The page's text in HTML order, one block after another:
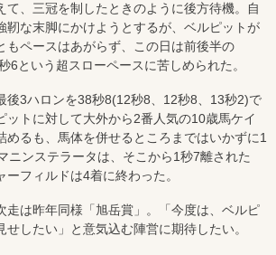
て、三冠を制したときのように後方待機。自
靭な末脚にかけようとするが、ベルピットが
もペースはあがらず、この日は前後半の
6という超スローペースに苦しめられた。
3ハロンを38秒8(12秒8、12秒8、13秒2)で
ットに対して大外から2番人気の10歳馬ケイ
めるも、馬体を併せるところまではいかずに1
ニンステラータは、そこから1秒7離された
ーフィルドは4着に終わった。
は昨年同様「旭岳賞」。「今度は、ベルピ
せしたい」と意気込む陣営に期待したい。